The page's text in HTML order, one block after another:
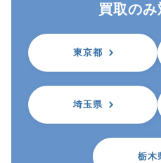
買取の
東京都
埼玉県
栃木